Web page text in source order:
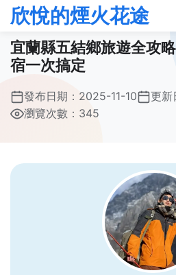
欣悅的煙火花途
宜蘭縣五結鄉旅遊全攻
宿一次搞定
發布日期： 2025-11-10 更新
瀏覽次數：345